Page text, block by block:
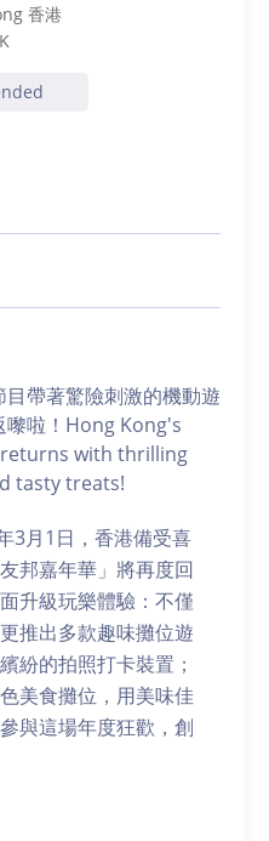
香港
帶著驚險刺激的機動遊
嚟啦！Hong Kong's
with thrilling
tasty treats!
3月1日，香港備受喜
邦嘉年華」將再度回
升級玩樂體驗：不僅
推出多款趣味攤位遊
紛的拍照打卡裝置；
美食攤位，用美味佳
與這場年度狂歡，創